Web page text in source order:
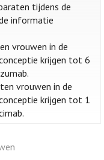
tijdens de
informatie
vrouwen in de
krijgen tot 6
vrouwen in de
krijgen tot 1